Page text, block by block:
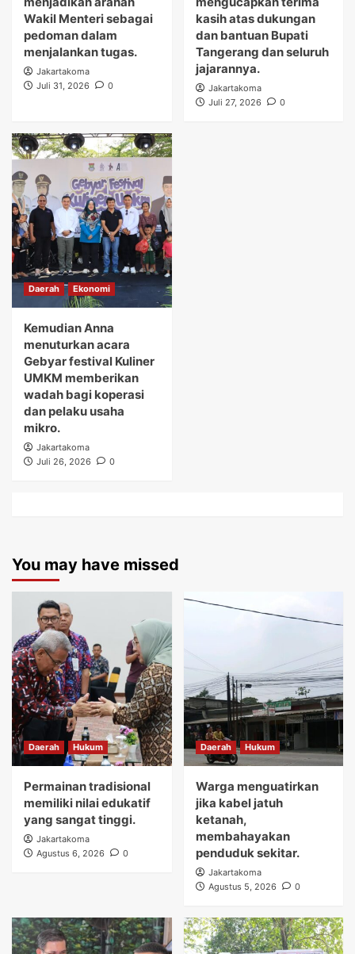
Wakil Menteri sebagai
pedoman dalam
menjalankan tugas.
Jakartakoma
Juli 31, 2026
0
kasih atas dukungan
dan bantuan Bupati
Tangerang dan seluruh
jajarannya.
Jakartakoma
Juli 27, 2026
0
Daerah Ekonomi
Kemudian Anna
menuturkan acara
Gebyar festival Kuliner
UMKM memberikan
wadah bagi koperasi
dan pelaku usaha
mikro.
Jakartakoma
Juli 26, 2026
0
You may have missed
Daerah Hukum
Permainan tradisional
memiliki nilai edukatif
yang sangat tinggi.
Jakartakoma
Agustus 6, 2026
0
Daerah Hukum
Warga menguatirkan
jika kabel jatuh
ketanah,
membahayakan
penduduk sekitar.
Jakartakoma
Agustus 5, 2026
0